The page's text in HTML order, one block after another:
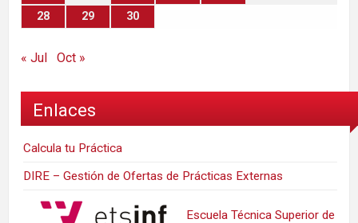
28
29 30
« Jul Oct »
Enlaces
Calcula tu Práctica
DIRE – Gestión de Ofertas de Prácticas Externas
Escuela Técnica Superior de